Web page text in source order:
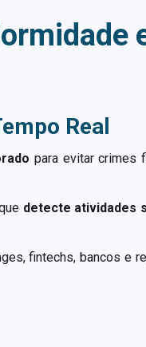
Real
para evitar crimes
detecte atividades
fintechs, bancos e